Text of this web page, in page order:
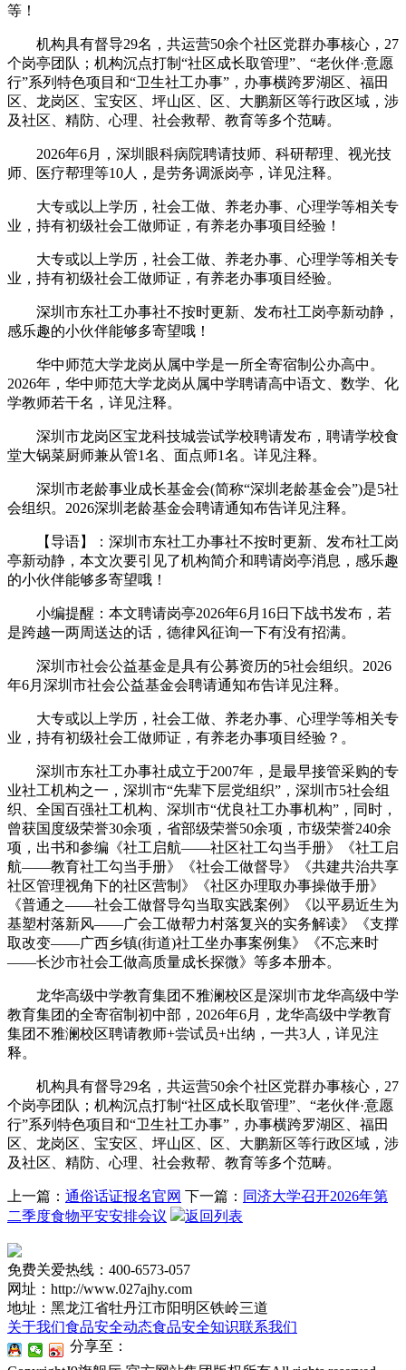
等！
机构具有督导29名，共运营50余个社区党群办事核心，27
个岗亭团队；机构沉点打制“社区成长取管理”、“老伙伴·意愿
行”系列特色项目和“卫生社工办事”，办事横跨罗湖区、福田
区、龙岗区、宝安区、坪山区、区、大鹏新区等行政区域，涉
及社区、精防、心理、社会救帮、教育等多个范畴。
2026年6月，深圳眼科病院聘请技师、科研帮理、视光技
师、医疗帮理等10人，是劳务调派岗亭，详见注释。
大专或以上学历，社会工做、养老办事、心理学等相关专
业，持有初级社会工做师证，有养老办事项目经验！
大专或以上学历，社会工做、养老办事、心理学等相关专
业，持有初级社会工做师证，有养老办事项目经验。
深圳市东社工办事社不按时更新、发布社工岗亭新动静，
感乐趣的小伙伴能够多寄望哦！
华中师范大学龙岗从属中学是一所全寄宿制公办高中。
2026年，华中师范大学龙岗从属中学聘请高中语文、数学、化
学教师若干名，详见注释。
深圳市龙岗区宝龙科技城尝试学校聘请发布，聘请学校食
堂大锅菜厨师兼从管1名、面点师1名。详见注释。
深圳市老龄事业成长基金会(简称“深圳老龄基金会”)是5社
会组织。2026深圳老龄基金会聘请通知布告详见注释。
【导语】：深圳市东社工办事社不按时更新、发布社工岗
亭新动静，本文次要引见了机构简介和聘请岗亭消息，感乐趣
的小伙伴能够多寄望哦！
小编提醒：本文聘请岗亭2026年6月16日下战书发布，若
是跨越一两周送达的话，德律风征询一下有没有招满。
深圳市社会公益基金是具有公募资历的5社会组织。2026
年6月深圳市社会公益基金会聘请通知布告详见注释。
大专或以上学历，社会工做、养老办事、心理学等相关专
业，持有初级社会工做师证，有养老办事项目经验？。
深圳市东社工办事社成立于2007年，是最早接管采购的专
业社工机构之一，深圳市“先辈下层党组织”，深圳市5社会组
织、全国百强社工机构、深圳市“优良社工办事机构”，同时，
曾获国度级荣誉30余项，省部级荣誉50余项，市级荣誉240余
项，出书和参编《社工启航——社区社工勾当手册》《社工启
航——教育社工勾当手册》《社会工做督导》《共建共治共享
社区管理视角下的社区营制》《社区办理取办事操做手册》
《普通之——社会工做督导勾当取实践案例》《以平易近生为
基塑村落新风——广会工做帮力村落复兴的实务解读》《支撑
取改变——广西乡镇(街道)社工坐办事案例集》《不忘来时
——长沙市社会工做高质量成长探微》等多本册本。
龙华高级中学教育集团不雅澜校区是深圳市龙华高级中学
教育集团的全寄宿制初中部，2026年6月，龙华高级中学教育
集团不雅澜校区聘请教师+尝试员+出纳，一共3人，详见注
释。
机构具有督导29名，共运营50余个社区党群办事核心，27
个岗亭团队；机构沉点打制“社区成长取管理”、“老伙伴·意愿
行”系列特色项目和“卫生社工办事”，办事横跨罗湖区、福田
区、龙岗区、宝安区、坪山区、区、大鹏新区等行政区域，涉
及社区、精防、心理、社会救帮、教育等多个范畴。
上一篇： 通俗话证报名官网 下一篇： 同济大学召开2026年第
二季度食物平安安排会议
返回列表
免费关爱热线：400-6573-057
网址：http://www.027ajhy.com
地址：黑龙江省牡丹江市阳明区铁岭三道
关于我们食品安全动态食品安全知识联系我们
分享至：